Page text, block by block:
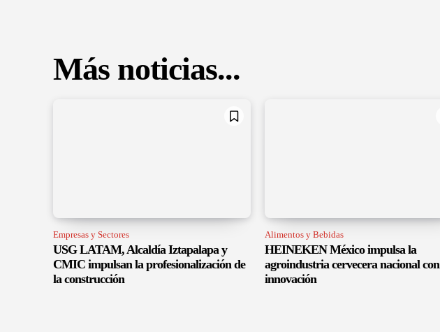
Más noticias...
Empresas y Sectores
USG LATAM, Alcaldía Iztapalapa y
CMIC impulsan la profesionalización de
la construcción
Alimentos y Bebidas
HEINEKEN México impulsa la
agroindustria cervecera nacional con
innovación